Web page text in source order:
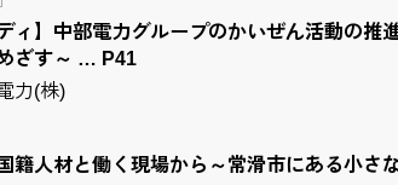
ィ】中部電力グループのかいぜん活動の
ざす～ … P41
力(株)
国籍人材と働く現場から～常滑市にある